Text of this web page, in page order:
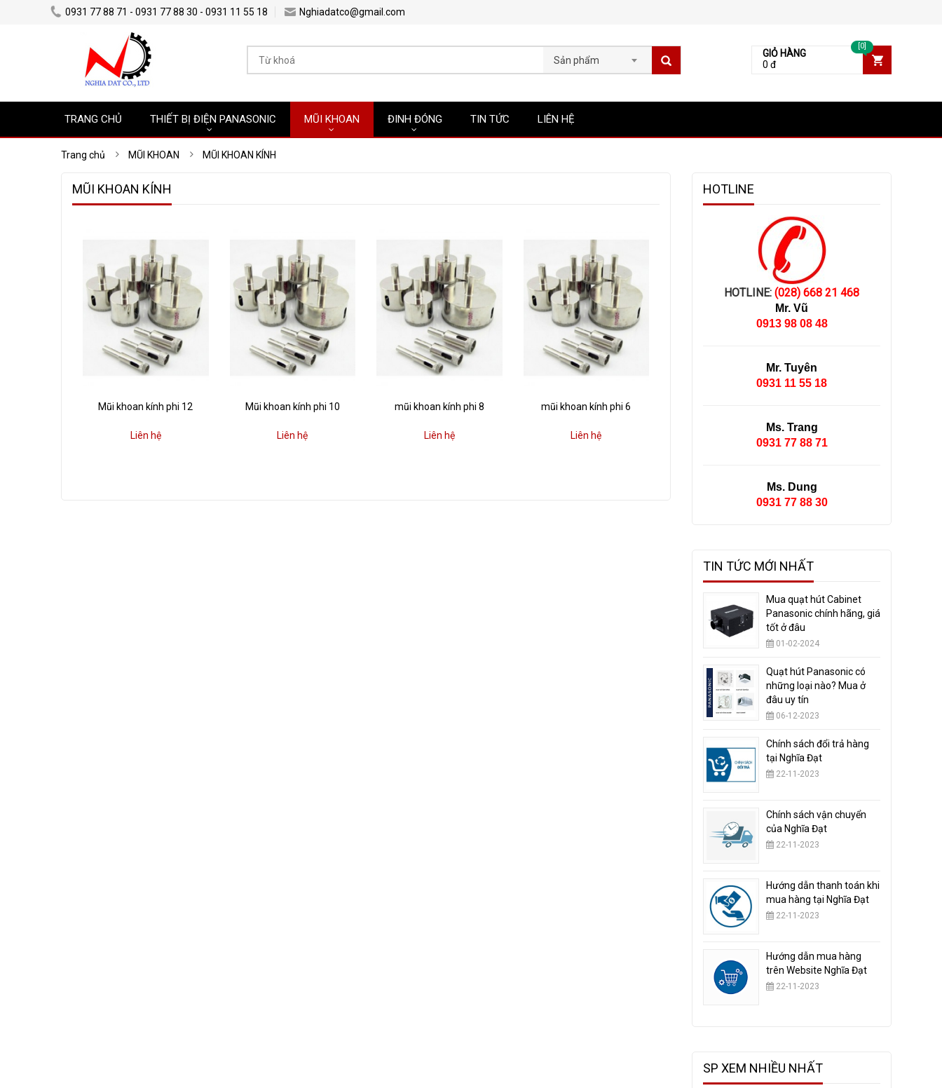
0931 77 88 71 - 0931 77 88 30 - 0931 11 55 18 Nghiadatco@gmail.com
Sản phẩm
GIỎ HÀNG
0 đ
[0]
TRANG CHỦ THIẾT BỊ ĐIỆN PANASONIC MŨI KHOAN ĐINH ĐÓNG TIN TỨC LIÊN HỆ
Trang chủ MŨI KHOAN MŨI KHOAN KÍNH
MŨI KHOAN KÍNH
Mũi khoan kính phi 12
Liên hệ
Mũi khoan kính phi 10
Liên hệ
mũi khoan kính phi 8
Liên hệ
mũi khoan kính phi 6
Liên hệ
HOTLINE
HOTLINE: (028) 668 21 468
Mr. Vũ
0913 98 08 48
Mr. Tuyên
0931 11 55 18
Ms. Trang
0931 77 88 71
Ms. Dung
0931 77 88 30
TIN TỨC MỚI NHẤT
Mua quạt hút Cabinet
Panasonic chính hãng, giá
tốt ở đâu
01-02-2024
Quạt hút Panasonic có
những loại nào? Mua ở
đâu uy tín
06-12-2023
Chính sách đổi trả hàng
tại Nghĩa Đạt
22-11-2023
Chính sách vận chuyển
của Nghĩa Đạt
22-11-2023
Hướng dẫn thanh toán khi
mua hàng tại Nghĩa Đạt
22-11-2023
Hướng dẫn mua hàng
trên Website Nghĩa Đạt
22-11-2023
SP XEM NHIỀU NHẤT